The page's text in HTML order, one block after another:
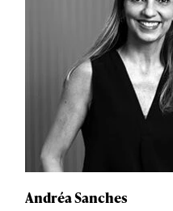
Andréa Sanches